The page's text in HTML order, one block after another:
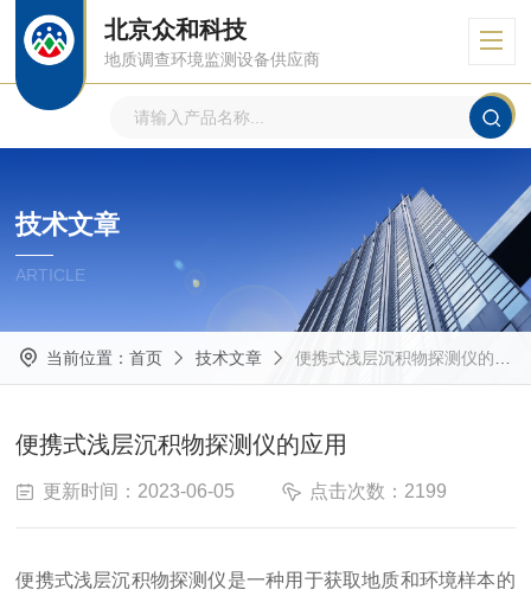
北京众和科技
地质调查环境监测设备供应商
技术文章
ARTICLE
当前位置： 首页 技术文章 便携式浅层沉积物探测仪的应用
便携式浅层沉积物探测仪的应用
更新时间：2023-06-05 点击次数：2199
便携式浅层沉积物探测仪是一种用于获取地质和环境样本的